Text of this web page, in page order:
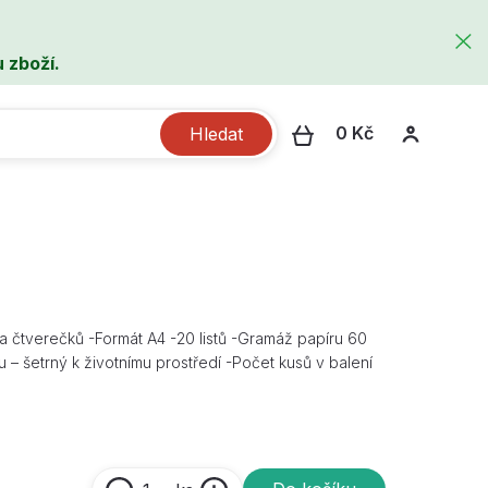
zboží.
Hledat 0 Kč
čtverečků -Formát A4 -20 listů -Gramáž papíru 60
šetrný k životnímu prostředí -Počet kusů v balení